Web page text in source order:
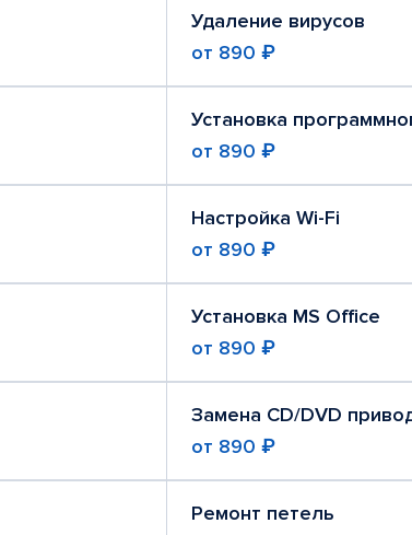
Удаление вирусов
от 890 ₽
Установка
от 890 ₽
Настройка Wi-Fi
от 890 ₽
Установка MS Office
от 890 ₽
Замена CD/DVD
от 890 ₽
Ремонт петель